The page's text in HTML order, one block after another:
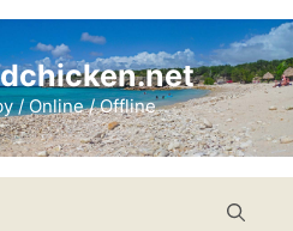
/ Online / Offline